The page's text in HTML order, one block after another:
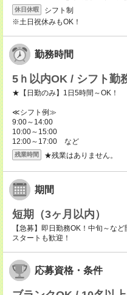
休日休暇
シフト制
※土日祝休みもOK！
勤務時間
5ｈ以内OK / シフト勤
★【日勤のみ】1日5時間～OK！
≪シフト例≫
9:00～14:00
10:00～15:00
12:00～17:00 など
残業時間 ★残業はありません。
期間
短期（3ヶ月以内）
【急募】即日勤務OK！中旬～
スタートも歓迎！
応募資格・条件